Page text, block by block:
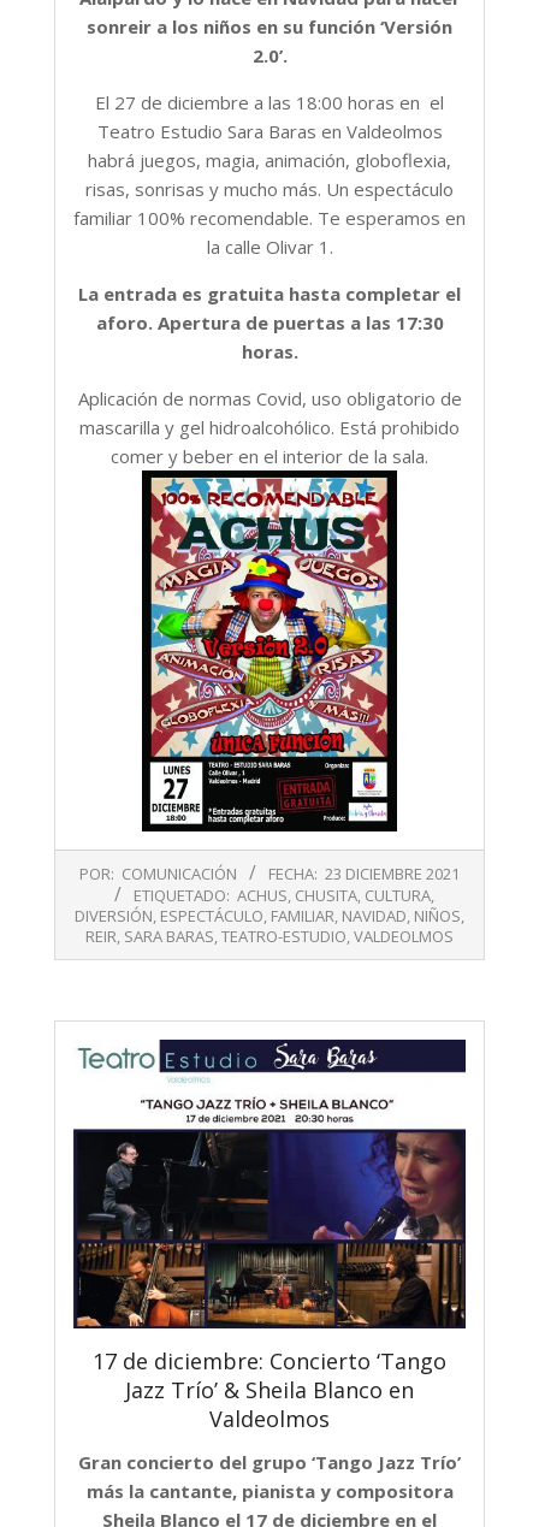
sonreir a los niños en su función ‘Versión
2.0’.
El 27 de diciembre a las 18:00 horas en el
Teatro Estudio Sara Baras en Valdeolmos
habrá juegos, magia, animación, globoflexia,
risas, sonrisas y mucho más. Un espectáculo
familiar 100% recomendable. Te esperamos en
la calle Olivar 1.
La entrada es gratuita hasta completar el
aforo. Apertura de puertas a las 17:30
horas.
Aplicación de normas Covid, uso obligatorio de
mascarilla y gel hidroalcohólico. Está prohibido
comer y beber en el interior de la sala.
12-
POR: COMUNICACIÓN FECHA: 23 DICIEMBRE 2021
ETIQUETADO: ACHUS, CHUSITA, CULTURA,
DIVERSIÓN, ESPECTÁCULO, FAMILIAR, NAVIDAD, NIÑOS,
REIR, SARA BARAS,TEATRO-ESTUDIO,VALDEOLMOS
17 de diciembre: Concierto ‘Tango
Jazz Trío’ & Sheila Blanco en
Valdeolmos
Gran concierto del grupo ‘Tango Jazz Trío’
más la cantante, pianista y compositora
Sheila Blanco el 17 de diciembre en el